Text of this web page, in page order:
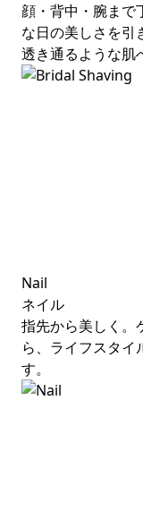
顔・背中・腕まで
な日の美しさを引
透き通るような肌
Nail
ネイル
指先から美しく。
ら、ライフスタイ
す。